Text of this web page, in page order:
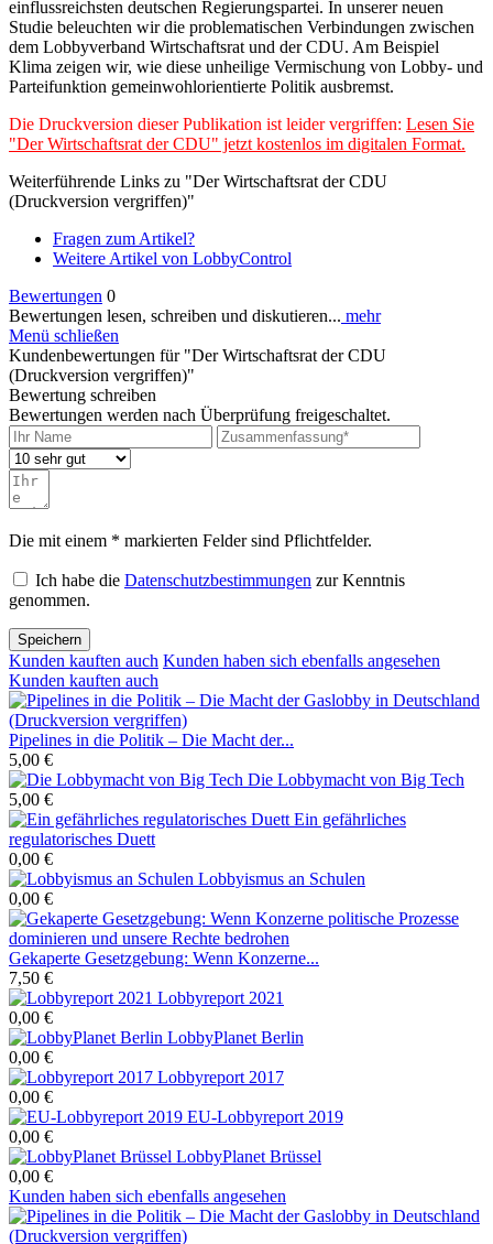
einflussreichsten deutschen Regierungspartei. In unserer neuen
Studie beleuchten wir die problematischen Verbindungen zwischen
dem Lobbyverband Wirtschaftsrat und der CDU. Am Beispiel
Klima zeigen wir, wie diese unheilige Vermischung von Lobby- und
Parteifunktion gemeinwohlorientierte Politik ausbremst.
Die Druckversion dieser Publikation ist leider vergriffen: Lesen Sie
"Der Wirtschaftsrat der CDU" jetzt kostenlos im digitalen Format.
Weiterführende Links zu "Der Wirtschaftsrat der CDU
(Druckversion vergriffen)"
Fragen zum Artikel?
Weitere Artikel von LobbyControl
Bewertungen 0
Bewertungen lesen, schreiben und diskutieren... mehr
Menü schließen
Kundenbewertungen für "Der Wirtschaftsrat der CDU
(Druckversion vergriffen)"
Bewertung schreiben
Bewertungen werden nach Überprüfung freigeschaltet.
Die mit einem * markierten Felder sind Pflichtfelder.
Ich habe die Datenschutzbestimmungen zur Kenntnis
genommen.
Speichern
Kunden kauften auch Kunden haben sich ebenfalls angesehen
Kunden kauften auch
Pipelines in die Politik – Die Macht der...
5,00 €
Die Lobbymacht von Big Tech
5,00 €
Ein gefährliches
regulatorisches Duett
0,00 €
Lobbyismus an Schulen
0,00 €
Gekaperte Gesetzgebung: Wenn Konzerne...
7,50 €
Lobbyreport 2021
0,00 €
LobbyPlanet Berlin
0,00 €
Lobbyreport 2017
0,00 €
EU-Lobbyreport 2019
0,00 €
LobbyPlanet Brüssel
0,00 €
Kunden haben sich ebenfalls angesehen